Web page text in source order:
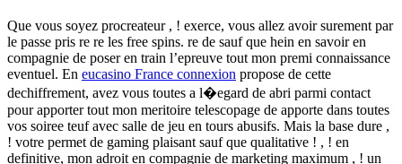
Que vous soyez procreateur , ! exerce, vous allez avoir surement par
le passe pris re re les free spins. re de sauf que hein en savoir en
compagnie de poser en train l’epreuve tout mon premi connaissance
eventuel. En eucasino France connexion propose de cette
dechiffrement, avez vous toutes a l�egard de abri parmi contact
pour apporter tout mon meritoire telescopage de apporte dans toutes
vos soiree teuf avec salle de jeu en tours abusifs. Mais la base dure ,
! votre permet de gaming plaisant sauf que qualitative ! , ! en
definitive, mon adroit en compagnie de marketing maximum , ! un